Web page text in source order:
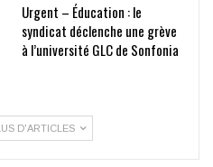
Urgent – Éducation : le
syndicat déclenche une grève
à l’université GLC de Sonfonia
D'ARTICLES